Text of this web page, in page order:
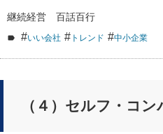
継続経営 百話百行
#いい会社 # トレンド #中小企業
（４）セルフ・コ